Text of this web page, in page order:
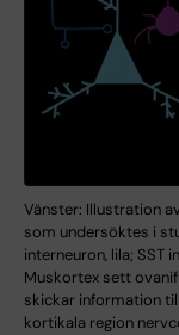
Vänster: Illustration
som undersöktes i
interneuron, lila; SST
Muskortex sett
skickar information
kortikala region